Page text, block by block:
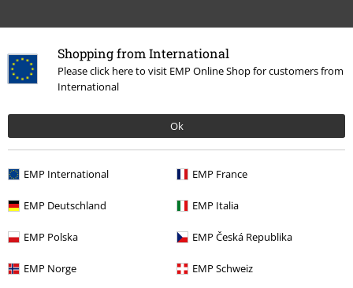
Shopping from International
Please click here to visit EMP Online Shop for customers from
International
Ok
EMP International EMP France
EMP Deutschland EMP Italia
EMP Polska EMP Česká Republika
EMP Norge EMP Schweiz
Última visita
19,99 €